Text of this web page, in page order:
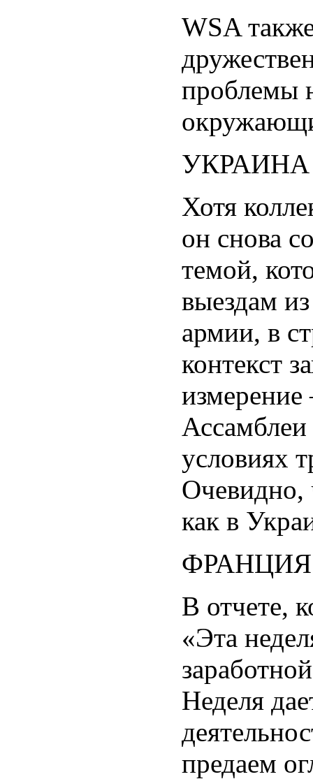
WSA
проблемы
УКРАИНА
Хотя
он снова
темой,
выездам
армии, в
контекст
измерение
Ассамблеи
условиях
Очевидно,
как в
ФРАНЦИЯ
В отчете,
«Эта
Неделя
предаем